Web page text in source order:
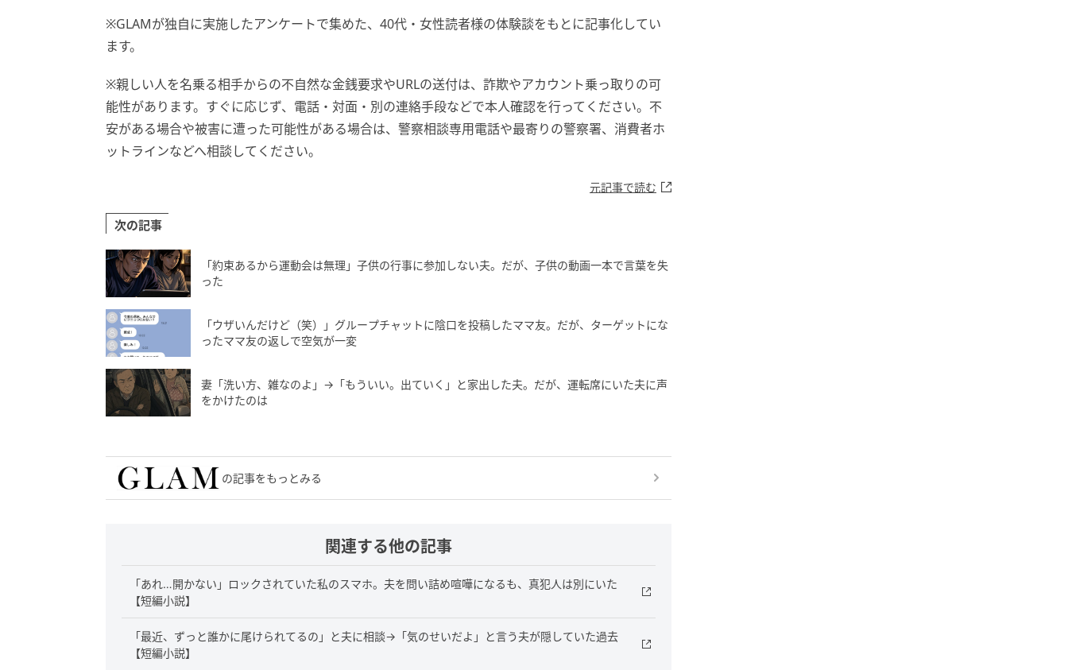
※GLAMが独自に実施したアンケートで集めた、40代・女性読者様の体験談をもとに記事化してい
ます。
※親しい人を名乗る相手からの不自然な金銭要求やURLの送付は、詐欺やアカウント乗っ取りの可
能性があります。すぐに応じず、電話・対面・別の連絡手段などで本人確認を行ってください。不
安がある場合や被害に遭った可能性がある場合は、警察相談専用電話や最寄りの警察署、消費者ホ
ットラインなどへ相談してください。
元記事で読む
次の記事
「約束あるから運動会は無理」子供の行事に参加しない夫。だが、子供の動画一本で言葉を失
った
「ウザいんだけど（笑）」グループチャットに陰口を投稿したママ友。だが、ターゲットにな
ったママ友の返しで空気が一変
妻「洗い方、雑なのよ」→「もういい。出ていく」と家出した夫。だが、運転席にいた夫に声
をかけたのは
の記事をもっとみる
関連する他の記事
「あれ…開かない」ロックされていた私のスマホ。夫を問い詰め喧嘩になるも、真犯人は別にいた
【短編小説】
「最近、ずっと誰かに尾けられてるの」と夫に相談→「気のせいだよ」と言う夫が隠していた過去
【短編小説】